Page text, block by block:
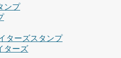
ンプ
ターズスタンプ
ターズ